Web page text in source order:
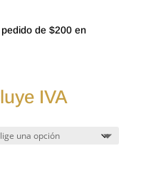
de $200 en
IVA